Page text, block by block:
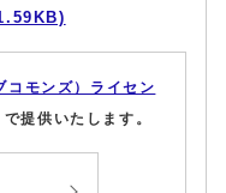
コモンズ）ライセン
で提供いたします。